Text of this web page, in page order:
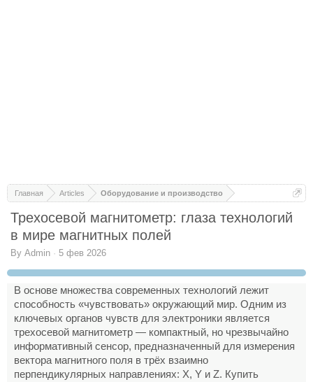
Главная Articles Оборудование и производство
Трехосевой магнитометр: глаза технологий
в мире магнитных полей
By Admin · 5 фев 2026
В основе множества современных технологий лежит
способность «чувствовать» окружающий мир. Одним из
ключевых органов чувств для электроники является
трехосевой магнитометр — компактный, но чрезвычайно
информативный сенсор, предназначенный для измерения
вектора магнитного поля в трёх взаимно
перпендикулярных направлениях: X, Y и Z. Купить